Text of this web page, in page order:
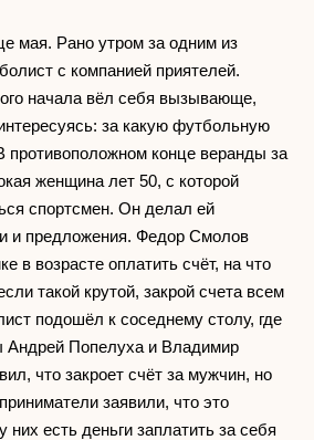
мая. Рано утром за одним из
с компанией приятелей.
начала вёл себя вызывающе,
за какую футбольную
противоположном конце веранды за
женщина лет 50, с которой
спортсмен. Он делал ей
и предложения. Федор Смолов
в возрасте оплатить счёт, на что
такой крутой, закрой счета всем
подошёл к соседнему столу, где
Андрей Попелуха и Владимир
что закроет счёт за мужчин, но
заявили, что это
них есть деньги заплатить за себя